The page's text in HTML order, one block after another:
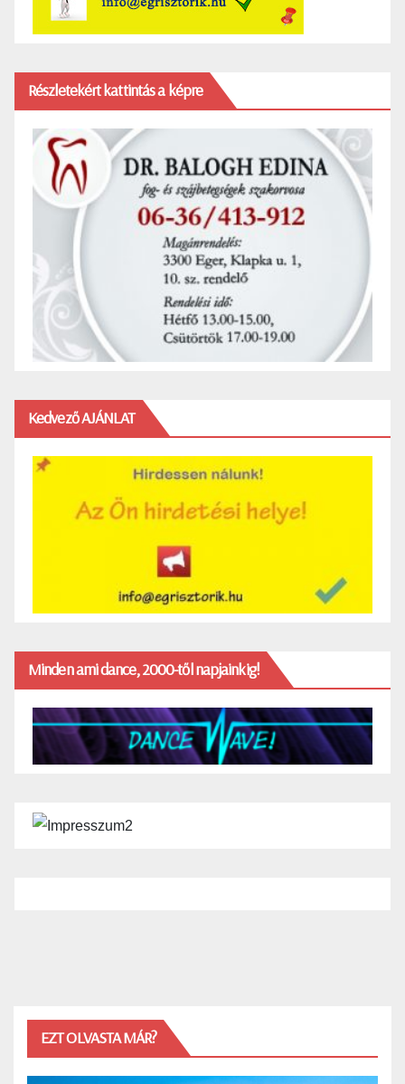
Részletekért kattintás a képre
Kedvező AJÁNLAT
Minden ami dance, 2000-től napjainkig!
EZT OLVASTA MÁR?